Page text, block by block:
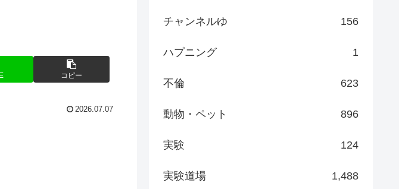
コピー
2026.07.07
チャンネルゆ 156
ハプニング 1
不倫 623
動物・ペット 896
実験 124
実験道場 1,488